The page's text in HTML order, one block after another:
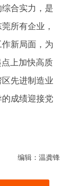
合实力，是
所有企业，
新局面，为
上加快高质
先进制造业
成绩迎接党
编辑：温龚锋